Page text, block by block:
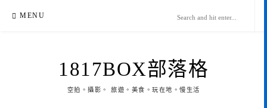
MENU
1817BOX部落格
空拍。攝影。 旅遊。美食。玩在地。慢生活